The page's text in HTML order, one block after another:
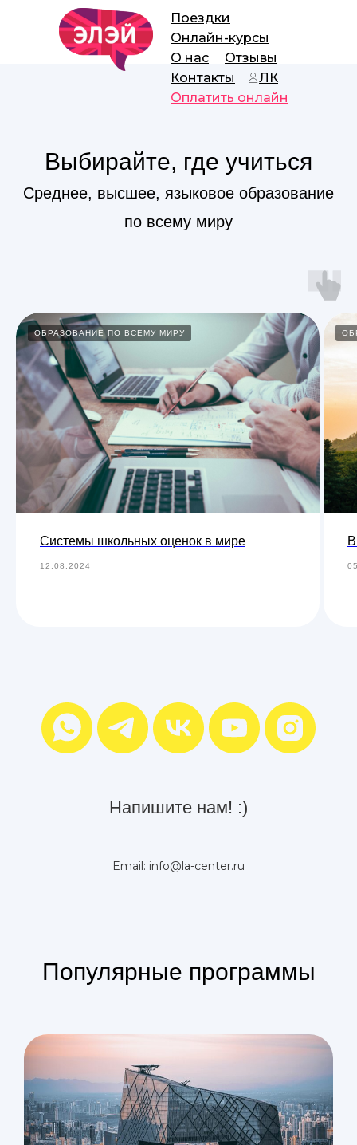
Поездки
Онлайн-курсы
О нас
Отзывы
Контакты
Оплатить онлайн
ЛК
Выбирайте, где учиться
Среднее, высшее, языковое образование
по всему миру
ОБРАЗОВАНИЕ ПО ВСЕМУ МИРУ
Системы школьных оценок в мире
12.08.2024
Напишите нам! :)
Email: info@la-center.ru
Популярные программы